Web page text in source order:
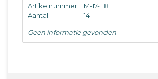
Artikelnummer:
M-17-118
Aantal:
14
Geen informatie gevonden